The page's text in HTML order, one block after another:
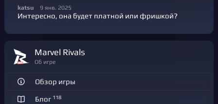
katsu 9 янв. 2025
Интересно, она будет платной или фришкой?
Marvel Rivals
Об игре
Обзор игры
Блог 118